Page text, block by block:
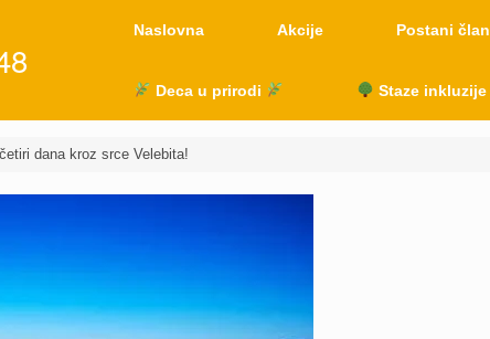
Naslovna Akcije Postani član
Deca u prirodi Staze inkluzije
dana kroz srce Velebita!